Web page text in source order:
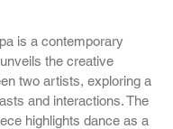
is a contemporary
the creative
two artists, exploring a
and interactions. The
highlights dance as a